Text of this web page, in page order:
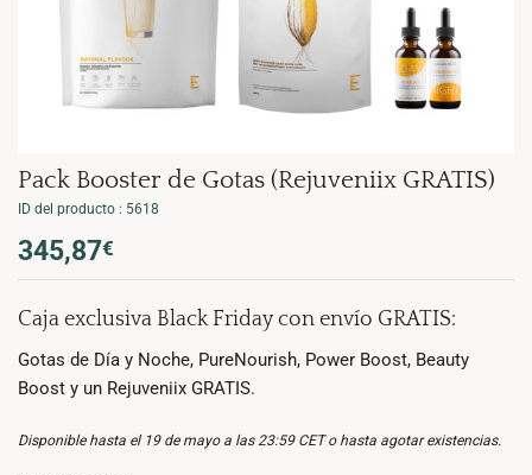
Pack Booster de Gotas (Rejuveniix GRATIS)
ID del producto : 5618
El
precio
original
era:
422,66€.
345,87€
precio
actual
es:
345,87€.
Caja exclusiva Black Friday con envío GRATIS:
Gotas de Día y Noche, PureNourish, Power Boost, Beauty
Boost y un Rejuveniix GRATIS.
Disponible hasta el 19 de mayo a las 23:59 CET o hasta agotar existencias.